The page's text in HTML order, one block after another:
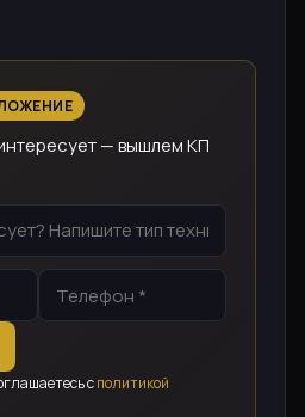
— вышлем КП
сполитикой